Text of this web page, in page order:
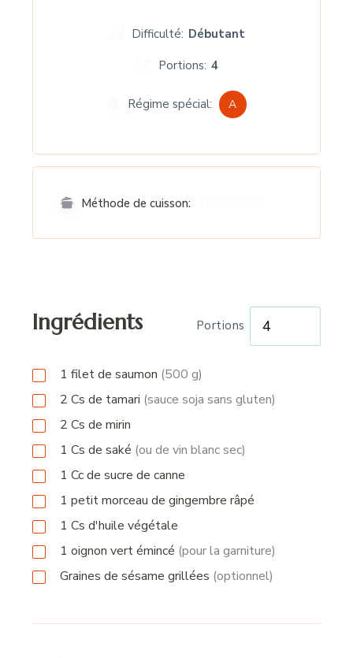
Difficulté: Débutant
Portions: 4
Régime spécial: A
Méthode de cuisson:
Ingrédients Portions
1 filetde saumon (500 g)
2 Cs de tamari (sauce soja sans gluten)
2 Cs de mirin
1 Cs de saké (ou de vin blanc sec)
1 Ccde sucre de canne
1 petit morceau de gingembre râpé
1 Cs d'huile végétale
1 oignon vert émincé (pour la garniture)
Graines de sésame grillées (optionnel)